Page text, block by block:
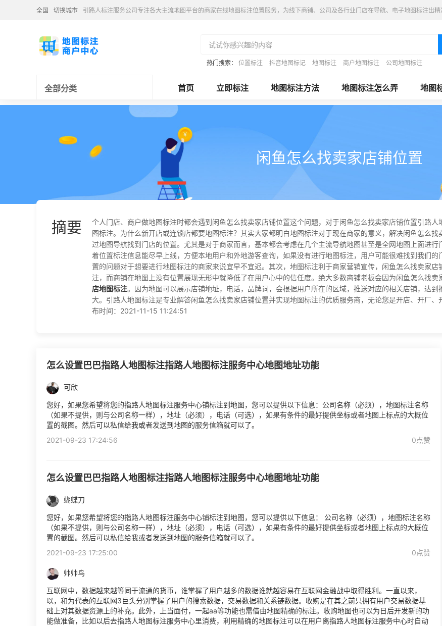
全国 切换城市 引路人标注服务公司专注各大主流地图平台的商家在线地图标注位置服务，为线下商铺、公司及各行业门店在导航、电子地图标注出
热门搜索： 位置标注 抖音地图标记 地图标注 商户地图标注 公司地图标注
全部分类 首页 立即标注 地图标注方法 地图标注怎么弄 地图
闲鱼怎么找卖家店铺位置
摘要
个人门店、商户做地图标注时都会遇到闲鱼怎么找卖家店铺位置这个问题，对于闲鱼怎么找卖家店铺位置引路
图标注。为什么新开店或连锁店都要地图标注？其实大家都明白地图标注对于现在商家的意义，解决闲鱼怎么找
过地图导航找到门店的位置。尤其是对于商家而言，基本都会考虑在几个主流导航地图甚至是全网地图上面进
着位置标注信息能尽早上线，方便本地用户和外地游客查询，如果没有进行地图标注，用户可能很难找到我们
置的问题对于想要进行地图标注的商家来说宜早不宜迟。其次，地图标注利于商家营销宣传，闲鱼怎么找卖家
注，而商铺在地图上没有位置展现无形中就降低了在用户心中的信任度。绝大多数商铺老板会因为闲鱼怎么找
店地图标注。因为地图可以展示店铺地址，电话，品牌词，会根据用户所在的区域，推送对应的相关店铺，达
大。引路人地图标注是专业解答闲鱼怎么找卖家店铺位置并实现地图标注的优质服务商，无论您是开店、开厂
布时间：2021-11-15 11:24:51
怎么设置巴巴指路人地图标注指路人地图标注服务中心地图地址功能
可欣
您好，如果您希望将您的指路人地图标注服务中心铺标注到地图，您可以提供以下信息：公司名称（必须），地图标注名称
（如果不提供，则与公司名称一样），地址（必须），电话（可选），如果有条件的最好提供坐标或者地图上标点的大概位
置的截图。然后可以私信给我或者发送到地图的服务信箱就可以了。
2021-09-23 17:24:56
0点赞
怎么设置巴巴指路人地图标注指路人地图标注服务中心地图地址功能
蝴蝶刀
您好，如果您希望将您的指路人地图标注服务中心铺标注到地图，您可以提供以下信息： 公司名称（必须），地图标注名称
（如果不提供，则与公司名称一样），地址（必须），电话（可选），如果有条件的最好提供坐标或者地图上标点的大概位
置的截图。然后可以私信给我或者发送到地图的服务信箱就可以了。
2021-09-23 17:25:00
0点赞
帅帅鸟
互联网中，数据越来越等同于流通的货币，谁掌握了用户越多的数据谁就越容易在互联网金融战中取得胜利。一直以来，
以，和为代表的互联网3巨头分别掌握了用户的搜索数据，交易数据和关系链数据。收购是在其之前只拥有用户交易数据基
础上对其数据资源上的补充。此外，上当面付，一起aa等功能也需借由地图精确的标注。收购地图也可以为日后开发新的功
能做准备，比如以后去指路人地图标注服务中心里消费，利用精确的地图标注可以在用户离指路人地图标注服务中心时自动